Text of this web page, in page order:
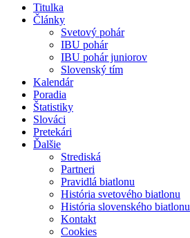
Titulka
Články
Svetový pohár
IBU pohár
IBU pohár juniorov
Slovenský tím
Kalendár
Poradia
Štatistiky
Slováci
Pretekári
Ďalšie
Strediská
Partneri
Pravidlá biatlonu
História svetového biatlonu
História slovenského biatlonu
Kontakt
Cookies